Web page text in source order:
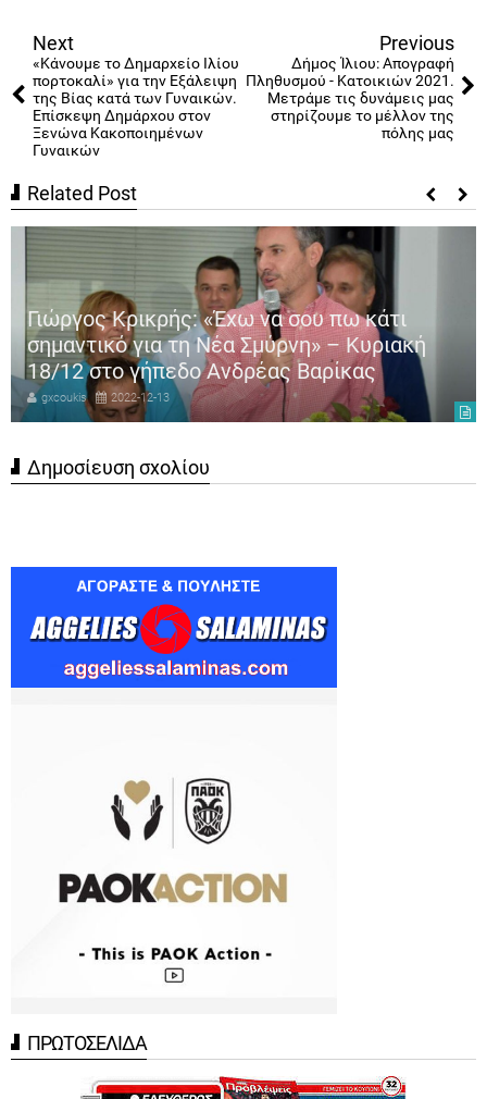
Next
«Κάνουμε το Δημαρχείο Ιλίου
πορτοκαλί» για την Εξάλειψη
της Βίας κατά των Γυναικών.
Επίσκεψη Δημάρχου στον
Ξενώνα Κακοποιημένων
Γυναικών
Previous
Δήμος Ίλιου: Απογραφή
Πληθυσμού - Κατοικιών 2021.
Μετράμε τις δυνάμεις μας
στηρίζουμε το μέλλον της
πόλης μας
Related Post
Γιώργος Κρικρής: «Έχω να σου πω κάτι
σημαντικό για τη Νέα Σμύρνη» – Κυριακή
18/12 στο γήπεδο Ανδρέας Βαρίκας
gxcoukis 2022-12-13
Δημοσίευση σχολίου
ΠΡΩΤΟΣΕΛΙΔΑ